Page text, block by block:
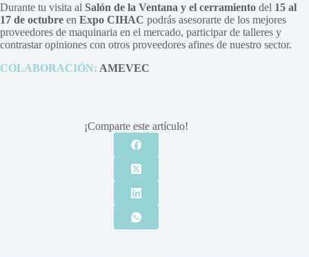
Durante tu visita al Salón de la Ventana y el cerramiento del 15 al
17 de octubre en Expo CIHAC podrás asesorarte de los mejores
proveedores de maquinaria en el mercado, participar de talleres y
contrastar opiniones con otros proveedores afines de nuestro sector.
COLABORACIÓN: AMEVEC
¡Comparte este artículo!